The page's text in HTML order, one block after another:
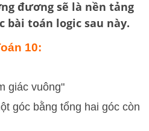
đương sẽ là nền tảng
bài toán logic sau này.
10:
giác vuông"
góc bằng tổng hai góc còn